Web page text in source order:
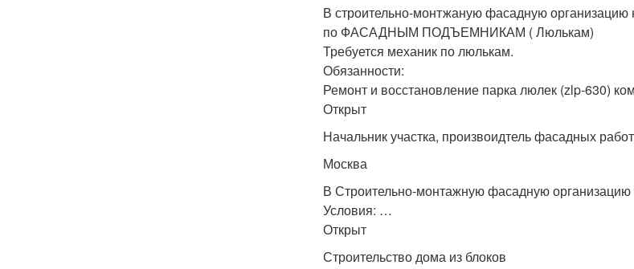
В строительно-монтжаную фасадную
по ФАСАДНЫМ ПОДЪЕМНИКАМ ( Люлькам)
Требуется механик по люлькам.
Обязанности:
Ремонт и восстановление парка люлек (zlp-630)
Открыт
Начальник участка, произвоидтель фасадных
Москва
В Строительно-монтажную фасадную организацию
Условия: …
Открыт
Строительство дома из блоков